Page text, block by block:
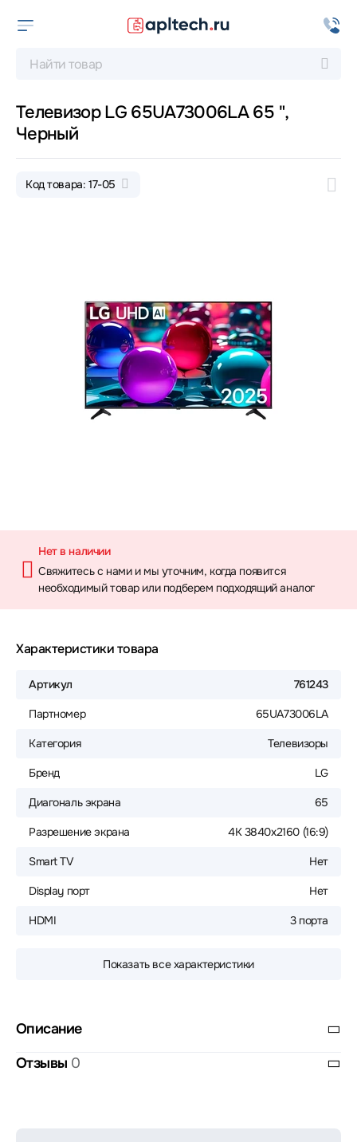
Телевизор LG 65UA73006LA 65 ",
Черный
Код товара: 17-05
Нет в наличии
Свяжитесь с нами и мы уточним, когда появится
необходимый товар или подберем подходящий аналог
Характеристики товара
Артикул 761243
Партномер 65UA73006LA
Категория Телевизоры
Бренд LG
Диагональ экрана 65
Разрешение экрана 4К 3840x2160 (16:9)
Smart TV Нет
Display порт Нет
HDMI 3 порта
Показать все характеристики
Описание
Отзывы 0